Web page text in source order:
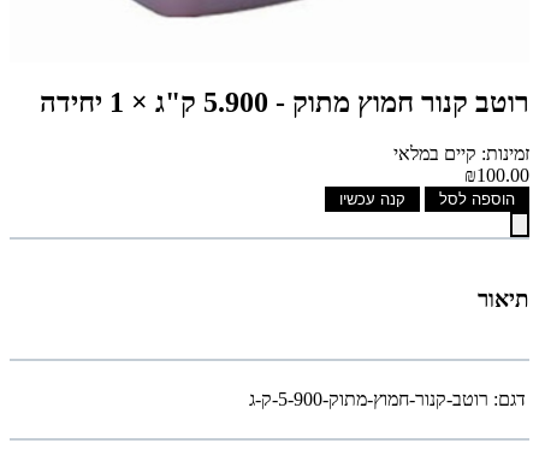
רוטב קנור חמוץ מתוק - 5.900 ק"ג × 1 יחידה
זמינות: קיים במלאי
₪100.00
הוספה לסל קנה עכשיו
תיאור
דגם: רוטב-קנור-חמוץ-מתוק-5-900-ק-ג